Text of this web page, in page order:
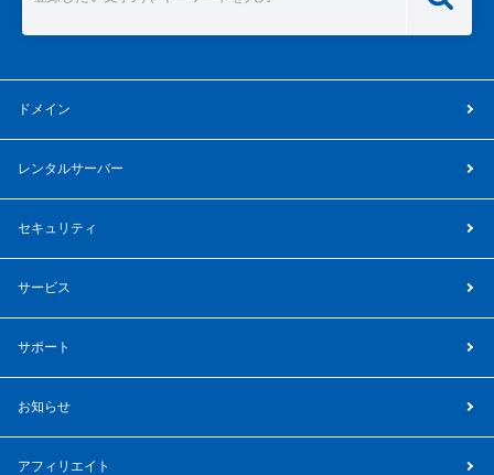
ドメイン
レンタルサーバー
セキュリティ
サービス
サポート
お知らせ
アフィリエイト